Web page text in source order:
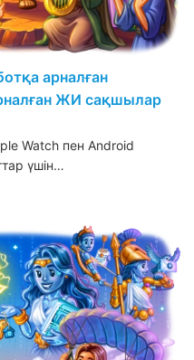
арналған
ЖИ сақшылар
Watch пен Android
үшін…